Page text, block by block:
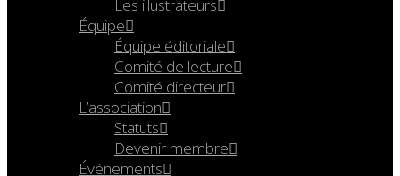
Les illustrateurs
Équipe
Équipe éditoriale
Comité de lecture
Comité directeur
L’association
Statuts
Devenir membre
Événements